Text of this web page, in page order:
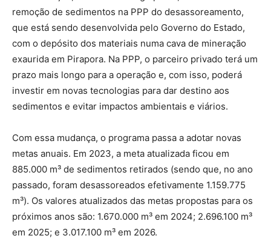
remoção de sedimentos na PPP do desassoreamento,
que está sendo desenvolvida pelo Governo do Estado,
com o depósito dos materiais numa cava de mineração
exaurida em Pirapora. Na PPP, o parceiro privado terá um
prazo mais longo para a operação e, com isso, poderá
investir em novas tecnologias para dar destino aos
sedimentos e evitar impactos ambientais e viários.
Com essa mudança, o programa passa a adotar novas
metas anuais. Em 2023, a meta atualizada ficou em
885.000 m³ de sedimentos retirados (sendo que, no ano
passado, foram desassoreados efetivamente 1.159.775
m³). Os valores atualizados das metas propostas para os
próximos anos são: 1.670.000 m³ em 2024; 2.696.100 m³
em 2025; e 3.017.100 m³ em 2026.